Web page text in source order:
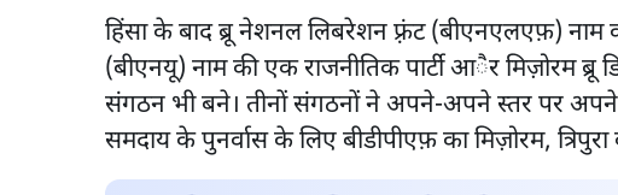
हिंसा के बाद ब्रू नेशनल लिबरेशन फ़्रंट (बीएनएलएफ़)
(बीएनयू) नाम की एक राजनीतिक पार्टी आैर मिज़ोरम ब्रू
संगठन भी बने। तीनों संगठनों ने अपने-अपने स्तर पर अपने-
समदाय के पुनर्वास के लिए बीडीपीएफ़ का मिज़ोरम,